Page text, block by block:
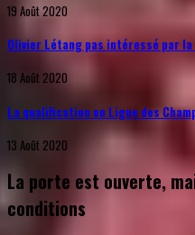
19 Août 2020
Olivier Létang pas intéressé par la
18 Août 2020
La qualification en Ligue des
13 Août 2020
La porte est ouverte,
conditions